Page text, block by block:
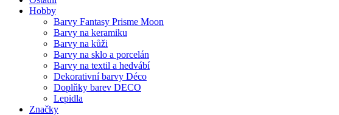
Hobby
Barvy Fantasy Prisme Moon
Barvy na keramiku
Barvy na kůži
Barvy na sklo a porcelán
Barvy na textil a hedvábí
Dekorativní barvy Déco
Doplňky barev DECO
Lepidla
Značky